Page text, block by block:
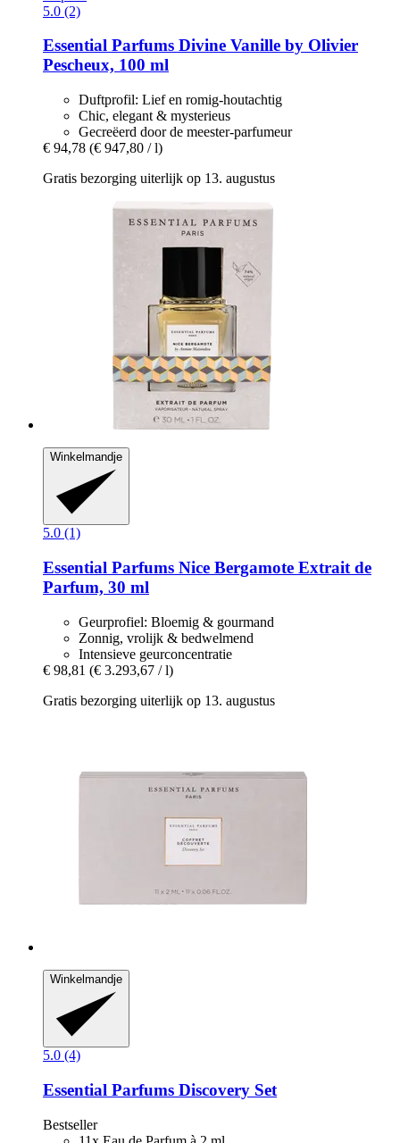
5.0 (2)
Essential Parfums Divine Vanille by Olivier
Pescheux, 100 ml
Duftprofil: Lief en romig-houtachtig
Chic, elegant & mysterieus
Gecreëerd door de meester-parfumeur
€ 94,78 (€ 947,80 / l)
Gratis bezorging uiterlijk op 13. augustus
Winkelmandje
5.0 (1)
Essential Parfums Nice Bergamote Extrait de
Parfum, 30 ml
Geurprofiel: Bloemig & gourmand
Zonnig, vrolijk & bedwelmend
Intensieve geurconcentratie
€ 98,81 (€ 3.293,67 / l)
Gratis bezorging uiterlijk op 13. augustus
Winkelmandje
5.0 (4)
Essential Parfums Discovery Set
Bestseller